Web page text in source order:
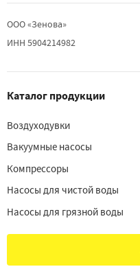
ООО «Зенова»
ИНН 5904214982
Каталог продукции
Воздуходувки
Вакуумные насосы
Компрессоры
Насосы для чистой воды
Насосы для грязной воды